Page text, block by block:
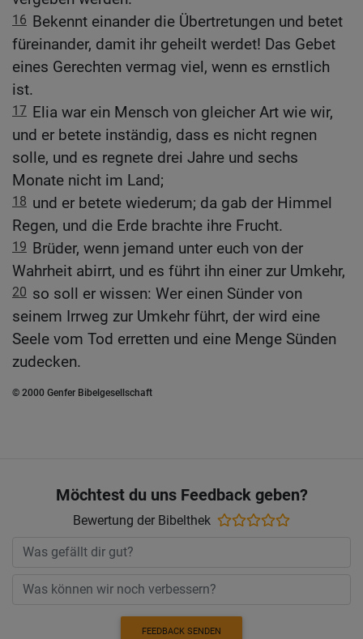
16 Bekennt einander die Übertretungen und betet
füreinander, damit ihr geheilt werdet! Das Gebet
eines Gerechten vermag viel, wenn es ernstlich
ist.
17 Elia war ein Mensch von gleicher Art wie wir,
und er betete inständig, dass es nicht regnen
solle, und es regnete drei Jahre und sechs
Monate nicht im Land;
18 und er betete wiederum; da gab der Himmel
Regen, und die Erde brachte ihre Frucht.
19 Brüder, wenn jemand unter euch von der
Wahrheit abirrt, und es führt ihn einer zur Umkehr,
20 so soll er wissen: Wer einen Sünder von
seinem Irrweg zur Umkehr führt, der wird eine
Seele vom Tod erretten und eine Menge Sünden
zudecken.
© 2000 Genfer Bibelgesellschaft
Möchtest du uns Feedback geben?
Bewertung der Bibelthek
FEEDBACK SENDEN